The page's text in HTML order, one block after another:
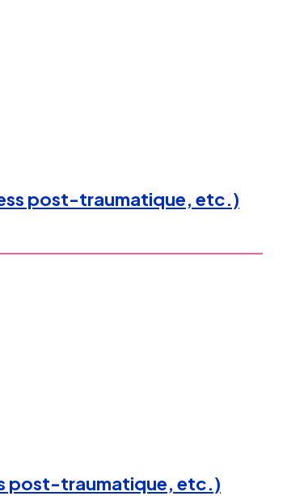
post-traumatique, etc.)
post-traumatique, etc.)